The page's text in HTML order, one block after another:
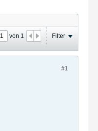
von 1 Filter
#1